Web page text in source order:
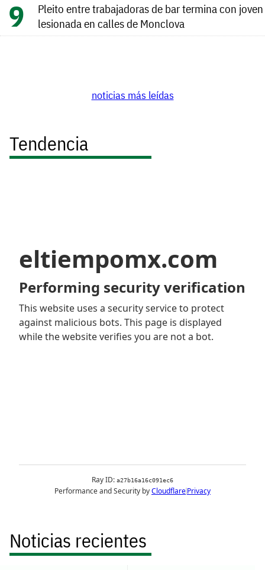
Pleito entre trabajadoras de bar termina con joven
lesionada en calles de Monclova
noticias más leídas
Tendencia
Noticias recientes